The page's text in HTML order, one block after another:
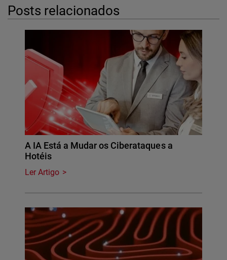
Posts relacionados
A IA Está a Mudar os Ciberataques a
Hotéis
Ler Artigo